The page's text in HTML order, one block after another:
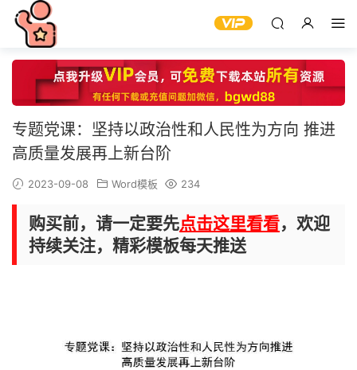
专题党课：坚持以政治性和人民性为方向 推进
高质量发展再上新台阶
2023-09-08 Word模板 234
购买前，请一定要先点击这里看看，欢迎
持续关注，精彩模板每天推送